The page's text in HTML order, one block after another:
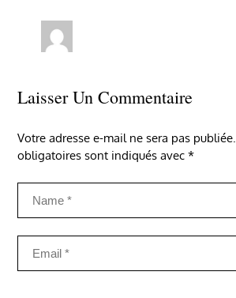
Laisser Un Commentaire
Votre adresse e-mail ne sera pas publiée.
obligatoires sont indiqués avec*